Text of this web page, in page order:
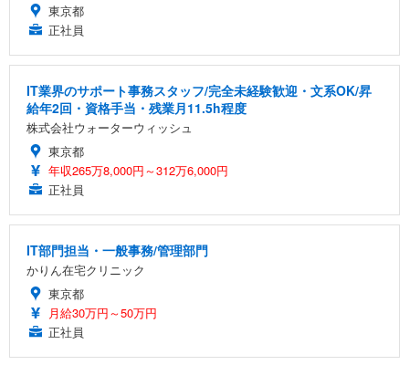
東京都
正社員
IT業界のサポート事務スタッフ/完全未経験歓迎・文系OK/昇
給年2回・資格手当・残業月11.5h程度
株式会社ウォーターウィッシュ
東京都
年収265万8,000円～312万6,000円
正社員
IT部門担当・一般事務/管理部門
かりん在宅クリニック
東京都
月給30万円～50万円
正社員